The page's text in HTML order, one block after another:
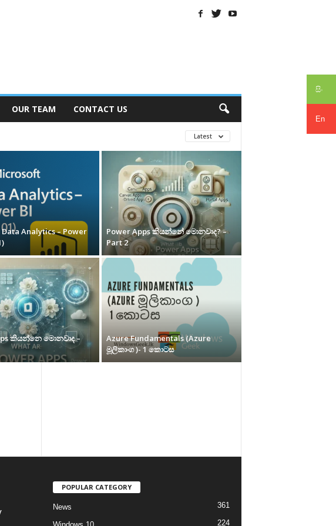
සිං
En
OUR TEAM CONTACT US
Latest
Analytics – Power
Power Apps කියන්නේ මොනවාද? –
Part 2
කියන්නෙ මොනවාද –
Azure Fundamentals (Azure
මූලිකාංග )- 1 කොටස
POPULAR CATEGORY
News 361
224